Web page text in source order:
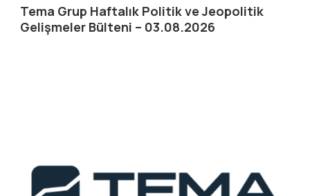
Tema Grup Haftalık Politik ve Jeopolitik
Gelişmeler Bülteni – 03.08.2026